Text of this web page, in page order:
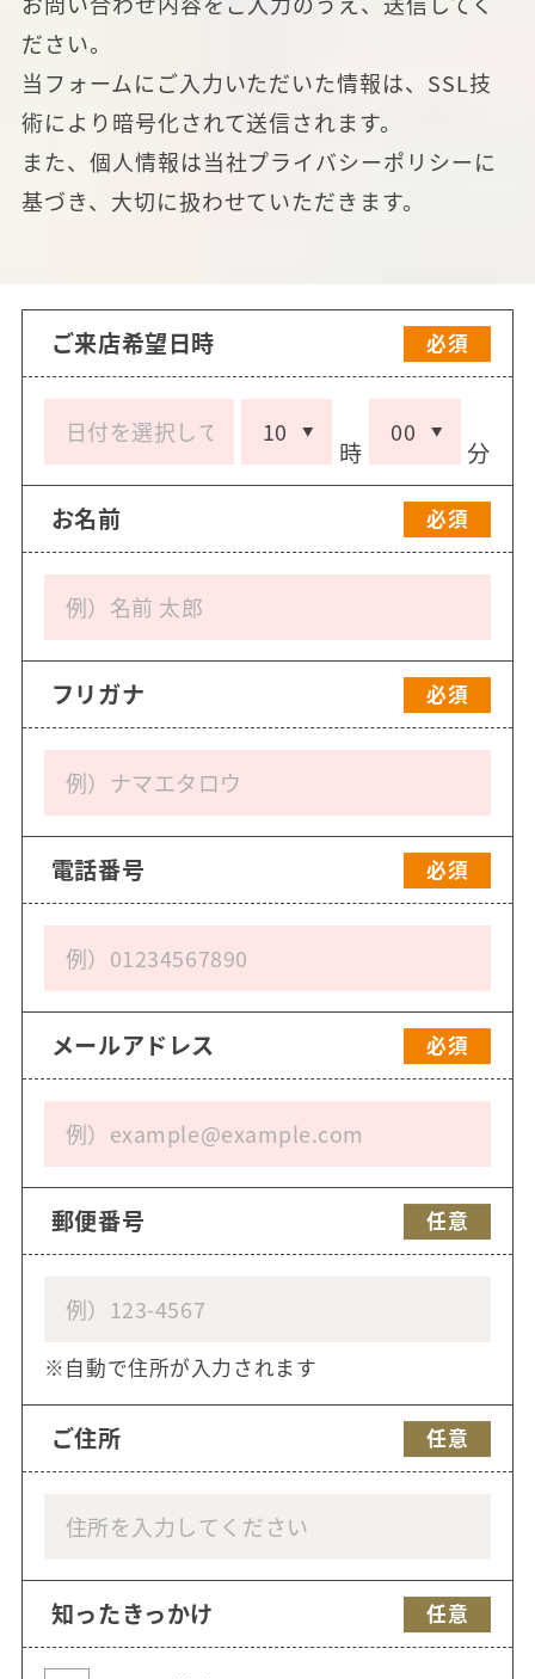
ださい。
当フォームにご入力いただいた情報は、SSL技
術により暗号化されて送信されます。
また、個人情報は当社プライバシーポリシーに
基づき、大切に扱わせていただきます。
ご来店希望日時 必須
時
分
お名前
必須
フリガナ 必須
電話番号 必須
メールアドレス 必須
郵便番号 任意
自動で住所が入力されます
ご住所 任意
知ったきっかけ 任意